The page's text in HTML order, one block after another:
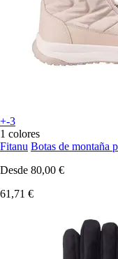
+-3
1 colores
Fitanu Botas de montaña
Desde 80,00 €
61,71 €